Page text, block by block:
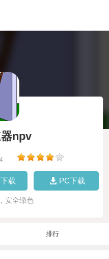
npv
载 PC下载
安全绿色
排行